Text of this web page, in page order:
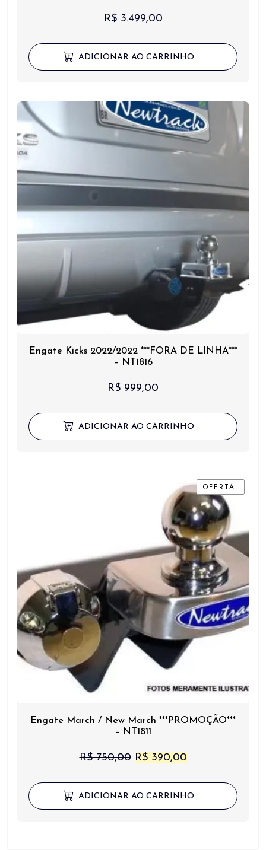
R$3.499,00
ADICIONAR AO CARRINHO
Engate Kicks 2022/2022 ***FORA DE LINHA***
– NT1816
R$ 999,00
ADICIONAR AO CARRINHO
OFERTA!
OFERTA!
Engate March / New March ***PROMOÇÃO***
– NT1811
R$750,00 O
original
R$390,00O
atual
ADICIONAR AO CARRINHO